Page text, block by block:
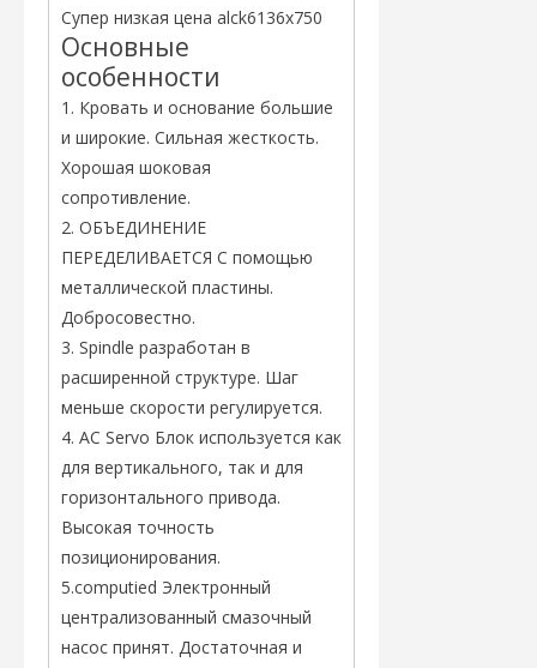
Супер низкая цена alck6136x750
Основные
особенности
1. Кровать и основание большие
и широкие. Сильная жесткость.
Хорошая шоковая
сопротивление.
2. ОБЪЕДИНЕНИЕ
ПЕРЕДЕЛИВАЕТСЯ С помощью
металлической пластины.
Добросовестно.
3. Spindle разработан в
расширенной структуре. Шаг
меньше скорости регулируется.
4. AC Servo Блок используется как
для вертикального, так и для
горизонтального привода.
Высокая точность
позиционирования.
5.computied Электронный
централизованный смазочный
насос принят. Достаточная и